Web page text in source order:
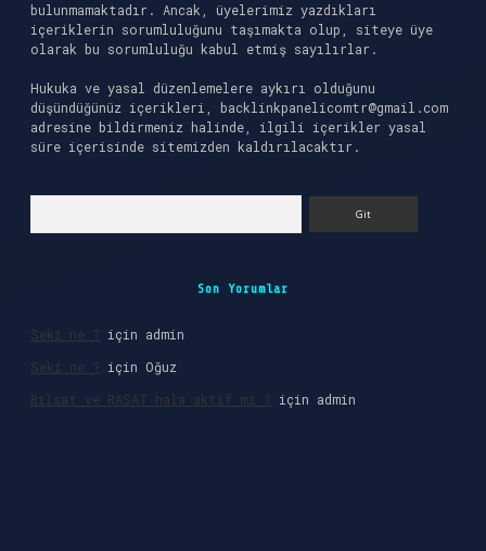
bulunmamaktadır. Ancak, üyelerimiz yazdıkları
içeriklerin sorumluluğunu taşımakta olup, siteye üye
olarak bu sorumluluğu kabul etmiş sayılırlar.
Hukuka ve yasal düzenlemelere aykırı olduğunu
düşündüğünüz içerikleri, backlinkpanelicomtr@gmail.com
adresine bildirmeniz halinde, ilgili içerikler yasal
süre içerisinde sitemizden kaldırılacaktır.
Son Yorumlar
Seki ne ? için admin
Seki ne ? için Oğuz
Bilsat ve RASAT hala aktif mi ? için admin